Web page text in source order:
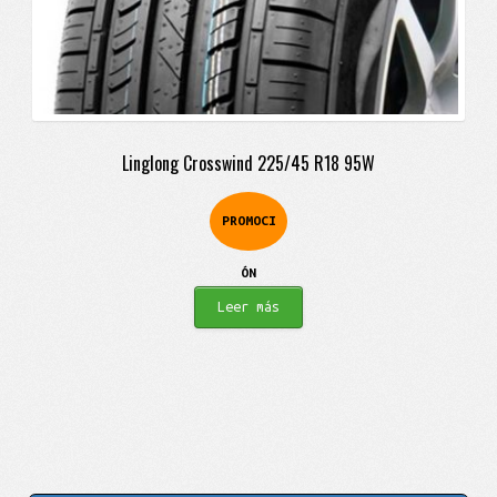
Linglong Crosswind 225/45 R18 95W
PROMOCI
ÓN
Leer más